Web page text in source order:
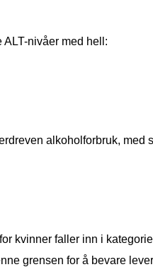
nivåer med hell:
alkoholforbruk, med
kvinner faller inn i
grensen for å bevare